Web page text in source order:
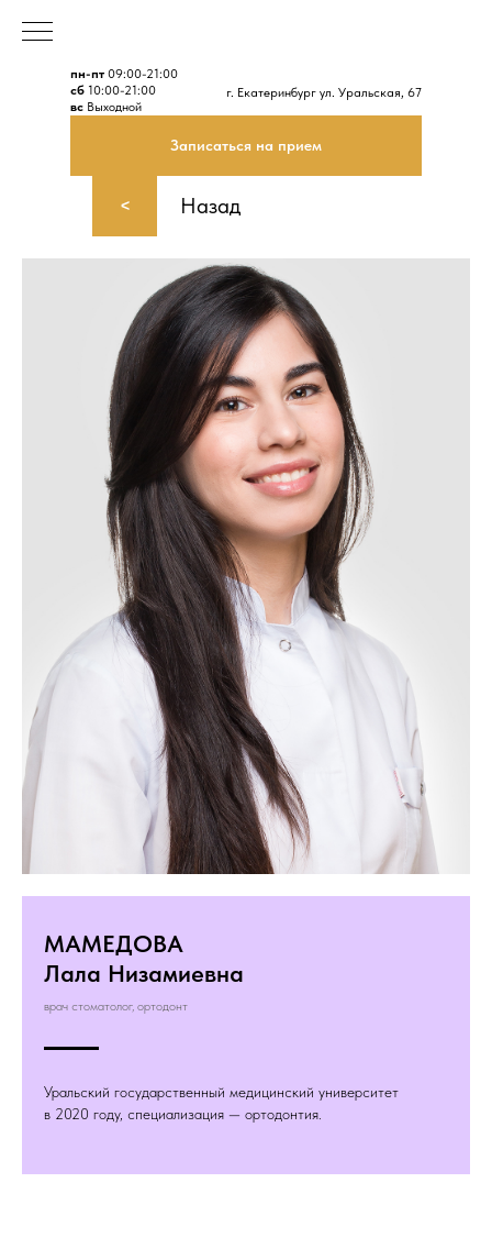
г. Екатеринбург ул. Уральская, 67
пн-пт 09:00-21:00
сб 10:00-21:00
вс Выходной
Записаться на прием
< Назад
МАМЕДОВА
Лала Низамиевна
врач стоматолог, ортодонт
Уральский государственный медицинский университет
в 2020 году, специализация — ортодонтия.